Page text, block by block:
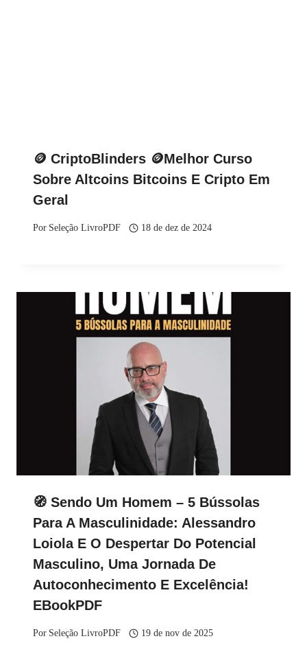
🪙 CriptoBlinders 🪙Melhor Curso
Sobre Altcoins Bitcoins E Cripto Em
Geral
Por Seleção LivroPDF 18 de dez de 2024
🧭 Sendo Um Homem – 5 Bússolas
Para A Masculinidade: Alessandro
Loiola E O Despertar Do Potencial
Masculino, Uma Jornada De
Autoconhecimento E Excelência!
EBookPDF
Por Seleção LivroPDF 19 de nov de 2025